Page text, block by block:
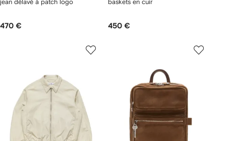
jean délavé à patch logo
470 €
baskets en cuir
450 €